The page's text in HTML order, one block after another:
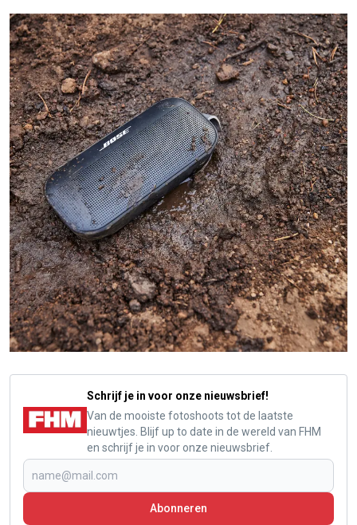
Schrijf je in voor onze nieuwsbrief!
Van de mooiste fotoshoots tot de laatste
nieuwtjes. Blijf up to date in de wereld van FHM
en schrijf je in voor onze nieuwsbrief.
Abonneren